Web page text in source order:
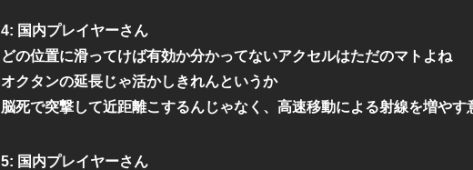
4: 国内プレイヤーさん
どの位置に滑ってけば有効か分かってないアクセルはただのマトよね
オクタンの延長じゃ活かしきれんというか
脳死で突撃して近距離こするんじゃなく、高速移動による射線を増やす
5: 国内プレイヤーさん